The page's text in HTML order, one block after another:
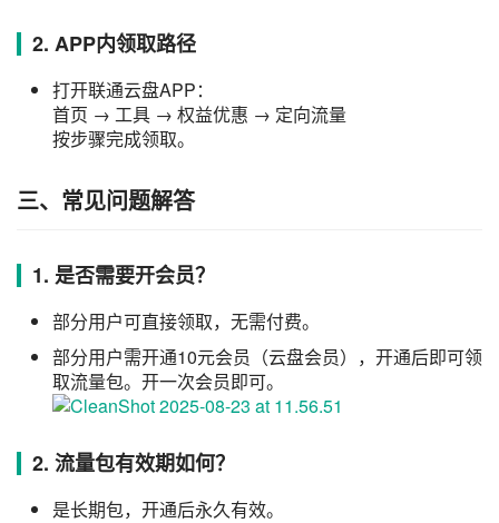
2. APP内领取路径
打开联通云盘APP：
首页 → 工具 → 权益优惠 → 定向流量
按步骤完成领取。
三、常见问题解答
1. 是否需要开会员？
部分用户可直接领取，无需付费。
部分用户需开通10元会员（云盘会员），开通后即可领
取流量包。开一次会员即可。
2. 流量包有效期如何？
是长期包，开通后永久有效。